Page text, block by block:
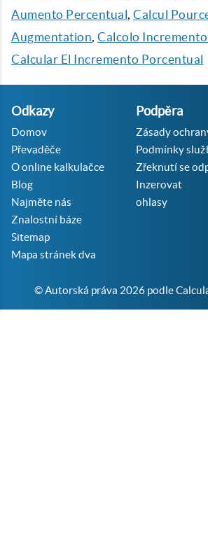
Aumento Percentual, Calcul
Augmentation, Calcolo
Calcular El Incremento Porcentual
Odkazy
Domov
Převaděče
O online kalkulačce
Blog
Najměte nás
Znalostní báze
Sitemap
Mapa stránek dva
Podpěra
Zásady
Podmínky
Zřeknutí se
Inzerovat
ohlasy
© Autorská práva 2026 podle